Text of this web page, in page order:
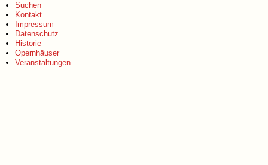
Suchen
Kontakt
Impressum
Datenschutz
Historie
Opernhäuser
Veranstaltungen